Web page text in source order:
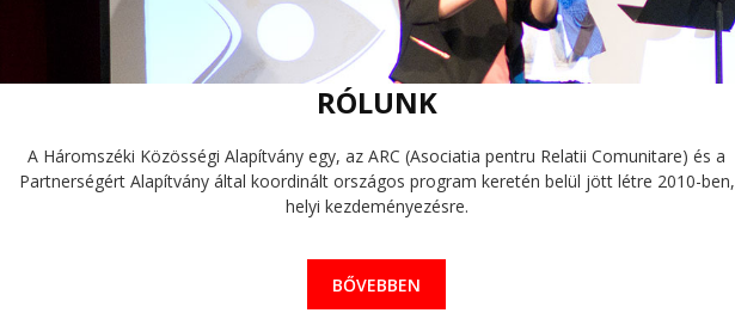
RÓLUNK
A Háromszéki Közösségi Alapítvány egy, az ARC (Asociatia pentru Relatii Comunitare) és a
Partnerségért Alapítvány által koordinált országos program keretén belül jött létre 2010-ben,
helyi kezdeményezésre.
BŐVEBBEN